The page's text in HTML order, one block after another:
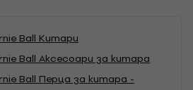
Ball Китари
Ball Аксесоари за китара
Ball Перца за китара -